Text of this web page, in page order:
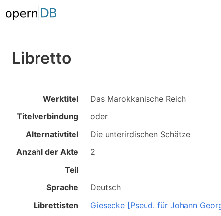
Libretto
Werktitel
Das Marokkanische Reich
Titelverbindung
oder
Alternativtitel
Die unterirdischen Schätze
Anzahl der Akte
2
Teil
Sprache
Deutsch
Librettisten
Giesecke [Pseud. für Johann